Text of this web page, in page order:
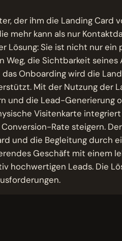
der ihm die Landing Card
mehr kann als nur
Lösung: Sie ist nicht nur ein
Weg, die Sichtbarkeit seines
Onboarding wird die
Mit der Nutzung der
und die Lead-Generierung
Visitenkarte
Rate steigern.
und die Begleitung durch
Geschäft mit einem
hochwertigen Leads. Die